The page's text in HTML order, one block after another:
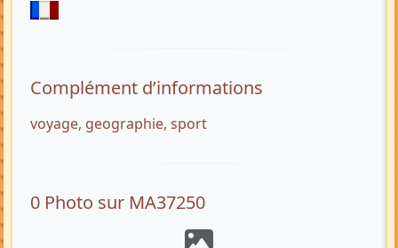
Complément d’informations
voyage, geographie, sport
0 Photo sur MA37250